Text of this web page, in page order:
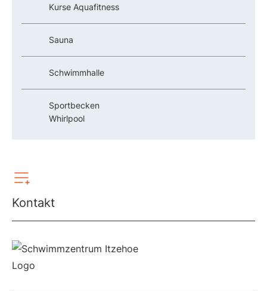
Kurse Aquafitness
Sauna
Schwimmhalle
Sportbecken
Whirlpool
Kontakt